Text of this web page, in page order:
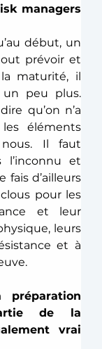
managers
début, un
prévoir et
maturité, il
un peu plus.
qu’on n’a
éléments
Il faut
l’inconnu et
fais d’ailleurs
pour les
et leur
leurs
et à
de la
vrai